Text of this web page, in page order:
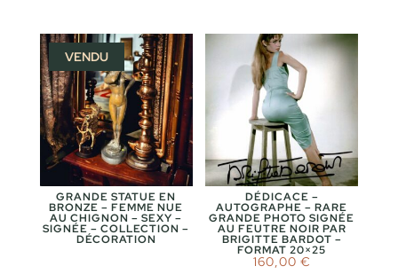
VENDU
GRANDE STATUE EN
BRONZE – FEMME NUE
AU CHIGNON – SEXY –
SIGNÉE – COLLECTION –
DÉCORATION
DÉDICACE –
AUTOGRAPHE – RARE
GRANDE PHOTO SIGNÉE
AU FEUTRE NOIR PAR
BRIGITTE BARDOT –
FORMAT 20×25
160,00 €